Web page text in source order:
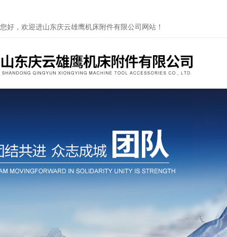
您好，欢迎进山东庆云雄鹰机床附件有限公司网站！